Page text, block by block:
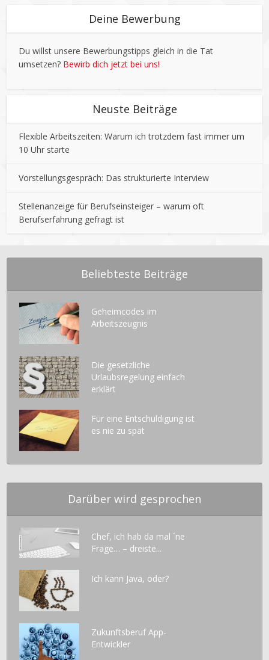
Deine Bewerbung
Du willst unsere Bewerbungstipps gleich in die Tat
umsetzen? Bewirb dich jetzt bei uns!
Neuste Beiträge
Flexible Arbeitszeiten: Warum ich trotzdem fast immer um
10 Uhr starte
Vorstellungsgespräch: Das strukturierte Interview
Stellenanzeige für Berufseinsteiger – warum oft
Berufserfahrung gefragt ist
Beliebteste Beiträge
Geheimcodes im
Arbeitszeugnis
Die gesetzliche
Urlaubsregelung einfach
erklärt
Für eine Entschuldigung ist
es nie zu spät
Darüber wird gesprochen
Chef, ich hab da mal ´ne
Frage… – dreiste...
Ich kann Java, oder?
Zukunftsberuf App-
Entwickler